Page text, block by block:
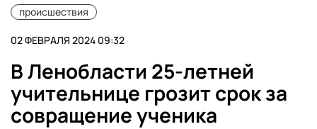
происшествия
02 ФЕВРАЛЯ 2024 09:32
В Ленобласти 25-летней
учительнице грозит срок за
совращение ученика